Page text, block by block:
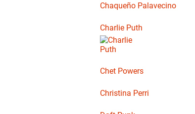
Chaqueño Palavecino
Charlie Puth
Chet Powers
Christina Perri